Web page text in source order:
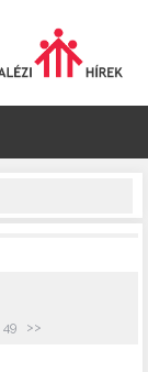
49 >>